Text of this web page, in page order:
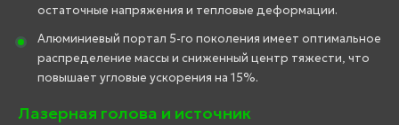
остаточные напряжения и тепловые деформации.
Алюминиевый портал 5-го поколения имеет оптимальное
распределение массы и сниженный центр тяжести, что
повышает угловые ускорения на 15%.
Лазерная голова и источник